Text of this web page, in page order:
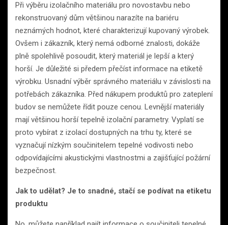
Při výběru izolačního materiálu pro novostavbu nebo
rekonstruovaný dům většinou narazíte na bariéru
neznámých hodnot, které charakterizují kupovaný výrobek.
Ovšem i zákazník, který nemá odborné znalosti, dokáže
plně spolehlivě posoudit, který materiál je lepší a který
horší. Je důležité si předem přečíst informace na etiketě
výrobku. Usnadní výběr správného materiálu v závislosti na
potřebách zákazníka. Před nákupem produktů pro zateplení
budov se nemůžete řídit pouze cenou. Levnější materiály
mají většinou horší tepelně izolační parametry. Vyplatí se
proto vybírat z izolací dostupných na trhu ty, které se
vyznačují nízkým součinitelem tepelné vodivosti nebo
odpovídajícími akustickými vlastnostmi a zajišťující požární
bezpečnost.
Jak to udělat? Je to snadné, stačí se podívat na etiketu
produktu